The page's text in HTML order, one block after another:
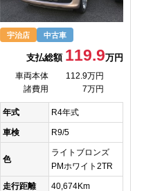
宇治店 中古車
支払総額 119.9万円
車両本体
112.9万円
諸費用
7万円
年式 R4年式
車検 R9/5
色
ライトブロンズ
PMホワイト2TR
走行距離 40,674Km